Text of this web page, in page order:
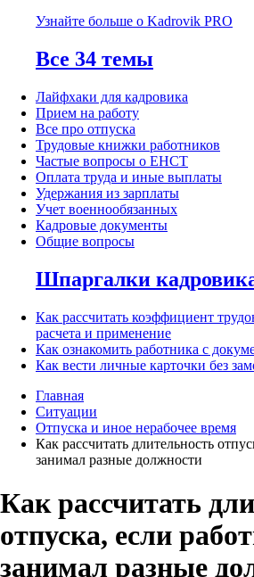
Узнайте больше о Kadrovik PRO
Все 34 темы
Лайфхаки для кадровика
Прием на работу
Все про отпуска
Трудовые книжки работников
Частые вопросы о ЕНСТ
Оплата труда и иные выплаты
Удержания из зарплаты
Учет военнообязанных
Кадровые документы
Общие вопросы
Шпаргалки
Как рассчитать коэффициент
расчета и применение
Как ознакомить работника с
Как вести личные карточки без
Главная
Ситуации
Отпуска и иное нерабочее время
Как рассчитать длительность
занимал разные должности
Как рассчитать
отпуска, если
занимал разные